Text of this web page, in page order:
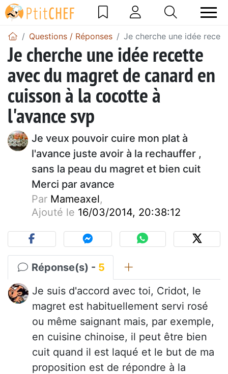
Questions / Réponses Je cherche une idée
Je cherche une idée recette
avec du magret de canard en
cuisson à la cocotte à
l'avance svp
Je veux pouvoir cuire mon plat à
l'avance juste avoir à la rechauffer ,
sans la peau du magret et bien cuit
Merci par avance
Par Mameaxel,
Ajouté le 16/03/2014, 20:38:12
Réponse(s) - 5
Je suis d'accord avec toi, Cridot, le
magret est habituellement servi rosé
ou même saignant mais, par exemple,
en cuisine chinoise, il peut être bien
cuit quand il est laqué et le but de ma
proposition est de répondre à la